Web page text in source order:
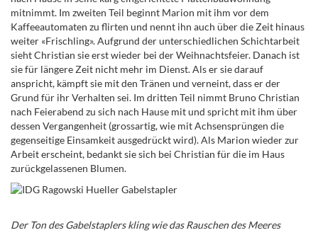
mitnimmt. Im zweiten Teil beginnt Marion mit ihm vor dem
Kaffeeautomaten zu flirten und nennt ihn auch über die Zeit hinaus
weiter «Frischling».Aufgrund der unterschiedlichen Schichtarbeit
sieht Christian sie erst wieder bei der Weihnachtsfeier. Danach ist
sie für längere Zeit nicht mehr im Dienst. Als er sie darauf
anspricht, kämpft sie mit den Tränen und verneint, dass er der
Grund für ihr Verhalten sei. Im dritten Teil nimmt Bruno Christian
nach Feierabend zu sich nach Hause mit und spricht mit ihm über
dessen Vergangenheit (grossartig, wie mit Achsensprüngen die
gegenseitige Einsamkeit ausgedrückt wird). Als Marion wieder zur
Arbeit erscheint, bedankt sie sich bei Christian für die im Haus
zurückgelassenen Blumen.
Der Ton des Gabelstaplers kling wie das Rauschen des Meeres